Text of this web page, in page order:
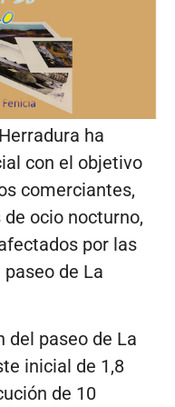
ha
con el objetivo
comerciantes,
ocio nocturno,
por las
de La
del paseo de La
inicial de 1,8
de 10